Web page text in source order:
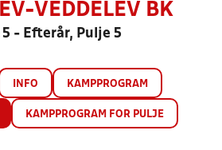
VEDDELEV BK
5 - Efterår, Pulje 5
INFO KAMPPROGRAM
KAMPPROGRAM FOR PULJE